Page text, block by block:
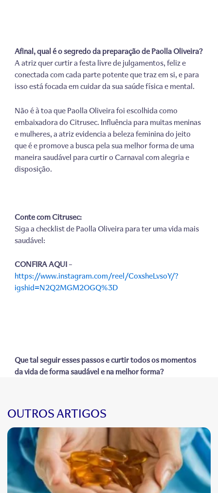
Afinal, qual é o segredo da preparação de Paolla Oliveira?
A atriz quer curtir a festa livre de julgamentos, feliz e
conectada com cada parte potente que traz em si, e para
isso está focada em cuidar da sua saúde física e mental.
Não é à toa que Paolla Oliveira foi escolhida como
embaixadora do Citrusec. Influência para muitas meninas
e mulheres, a atriz evidencia a beleza feminina do jeito
que é e promove a busca pela sua melhor forma de uma
maneira saudável para curtir o Carnaval com alegria e
disposição.
Conte com Citrusec:
Siga a checklist de Paolla Oliveira para ter uma vida mais
saudável:
CONFIRA AQUI–
https://www.instagram.com/reel/CoxsheLvsoY/?
igshid=N2Q2MGM2OGQ%3D
Que tal seguir esses passos e curtir todos os momentos
da vida de forma saudável e na melhor forma?
OUTROS ARTIGOS